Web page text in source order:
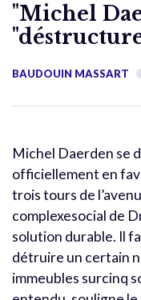
"Michel
BAUDOUIN MASSART
Michel Daerden se
officiellement en
trois tours de
complexesocial de
solution durable. Il
détruire un certain
immeubles surcinq